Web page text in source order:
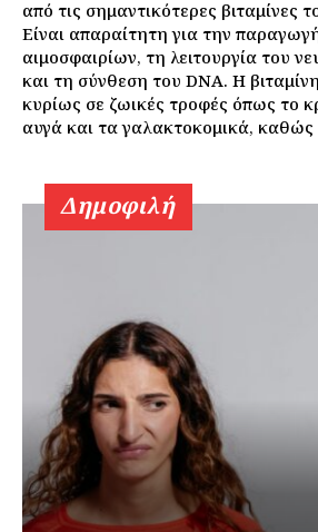
από τις σημαντικότερες βιταμίνες
Είναι απαραίτητη για την
αιμοσφαιρίων, τη λειτουργία του
και τη σύνθεση του DNA. Η
κυρίως σε ζωικές τροφές όπως το
αυγά και τα γαλακτοκομικά, καθώς
Δημοφιλή